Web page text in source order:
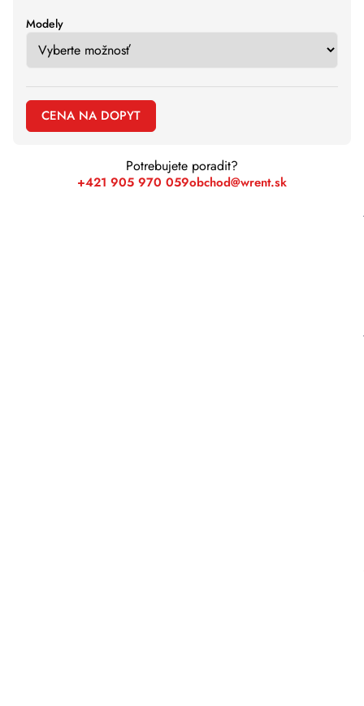
Modely
CENA NA DOPYT
Potrebujete poradit?
+421 905 970 059obchod@wrent.sk